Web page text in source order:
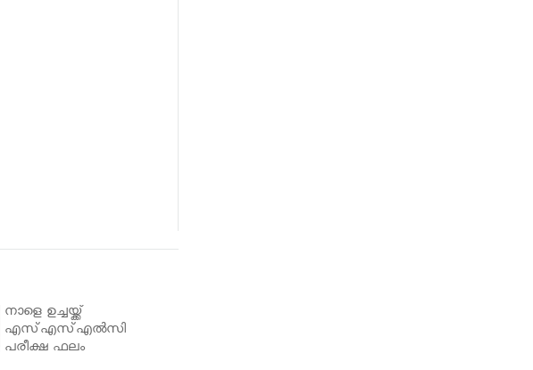
നാളെ ഉച്ചയ്ക്ക്
എസ്എസ്എല്‍സി
പരീക്ഷ ഫലം